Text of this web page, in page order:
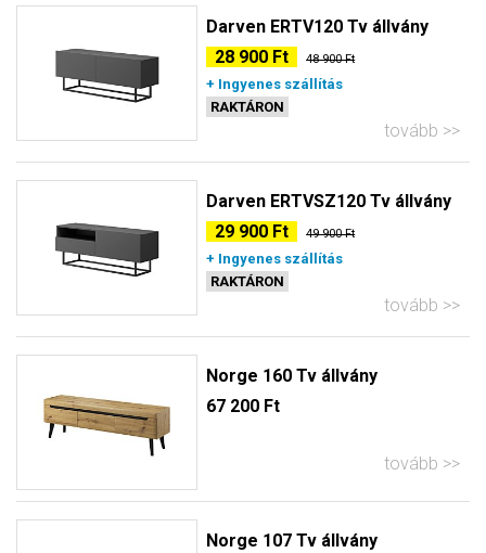
Darven ERTV120 Tv állvány
28 900 Ft
48 900 Ft
+ Ingyenes szállítás
RAKTÁRON
tovább
Darven ERTVSZ120 Tv állvány
29 900 Ft
49 900 Ft
+ Ingyenes szállítás
RAKTÁRON
tovább
Norge 160 Tv állvány
67 200 Ft
tovább
Norge 107 Tv állvány